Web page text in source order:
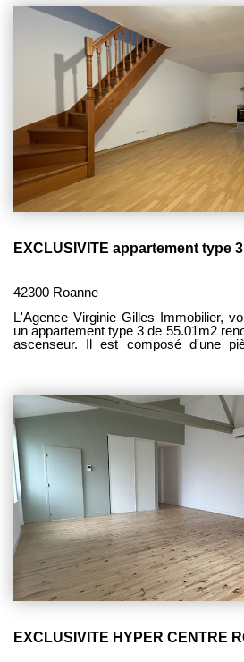
fonctionnel. Il se compose d'une
d'un séjour lumineux, d'une cuisine
de cuisson, four et hotte) ouvrant
chambres disposant de rangements,
que de WC indépendants. Une cave
Disponible à partir du 10/10/2026. Les provisions sur charges
s'élèvent à 150 EUR par mois et
l'eau chaude et l'eau froide, ainsi
communes (avec
renseignement complémentaire ou
contactez votre conseillère Mylène
État des risques : Les informations sur
bien est exposé sont
Géorisques : www.georisques.gouv.fr.
42300 Roanne
L'Agence Virginie Gilles Immobilier,
un appartement type 3 de 55.01m2
ascenseur. Il est composé d'une pièce de vie ouverte sur
Consommation d'eau froide et
Contactez votre conseillère Mylène
Etat des risques et pollutions. Les
auxquels ce bien est exposé sont
www.georisques.gouv.fr
EXCLUSIVITE HYPER CENTRE